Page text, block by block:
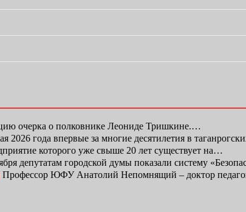
очерка о полковнике Леониде Тришкине.…
2026 года впервые за многие десятилетия в
которого уже свыше 20 лет существует на…
депутатам городской думы показали систему
Профессор ЮФУ Анатолий Непомнящий – доктор